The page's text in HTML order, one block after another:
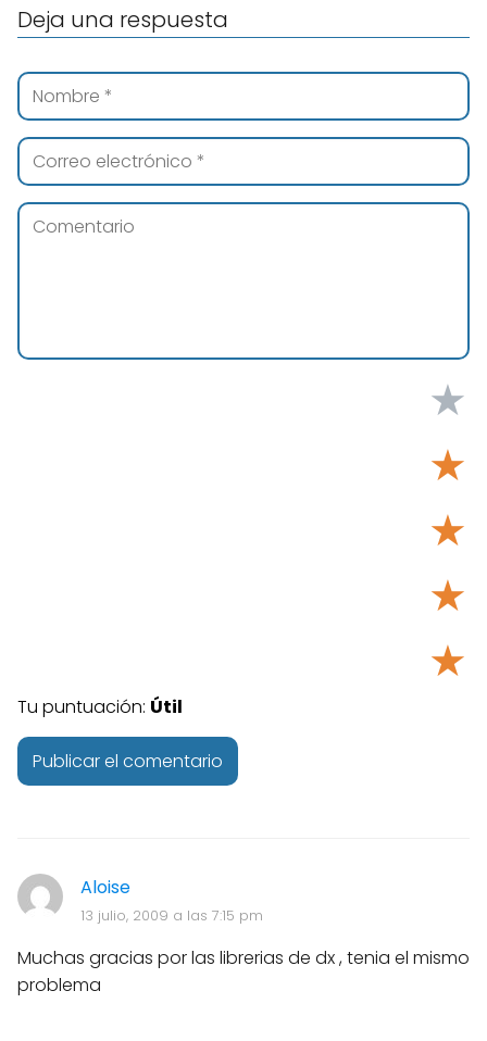
Aloise
13 julio, 2009 a las 7:15 pm
Muchas gracias por las librerias de dx , tenia el mismo
problema
Deja una respuesta
★
★
★
★
★
Tu puntuación: Útil